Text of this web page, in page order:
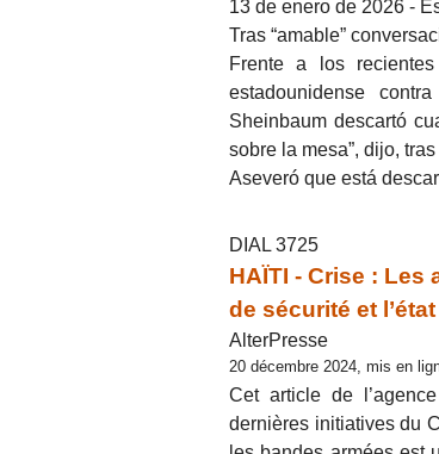
13 de enero de 2026 -
Tras “amable”
Frente a los
estadounidense
Sheinbaum descartó
sobre la mesa”, dijo,
Aseveró que está
DIAL 3725
HAÏTI - Crise :
de sécurité et
AlterPresse
20 décembre 2024, mis en
Cet article de
dernières initiatives du